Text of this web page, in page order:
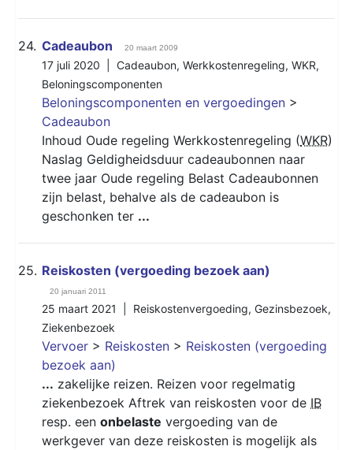
24. Cadeaubon 20 maart 2009
17 juli 2020 | Cadeaubon, Werkkostenregeling, WKR,
Beloningscomponenten
Beloningscomponenten en vergoedingen >
Cadeaubon
Inhoud Oude regeling Werkkostenregeling (WKR)
Naslag Geldigheidsduur cadeaubonnen naar
twee jaar Oude regeling Belast Cadeaubonnen
zijn belast, behalve als de cadeaubon is
geschonken ter ...
25. Reiskosten (vergoeding bezoek aan)
20 januari 2011
25 maart 2021 | Reiskostenvergoeding, Gezinsbezoek,
Ziekenbezoek
Vervoer > Reiskosten > Reiskosten (vergoeding
bezoek aan)
... zakelijke reizen. Reizen voor regelmatig
ziekenbezoek Aftrek van reiskosten voor de IB
resp. een onbelaste vergoeding van de
werkgever van deze reiskosten is mogelijk als